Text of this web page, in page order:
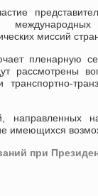
миссий
пленарную
рассмотрены
направленных
имеющихся
при